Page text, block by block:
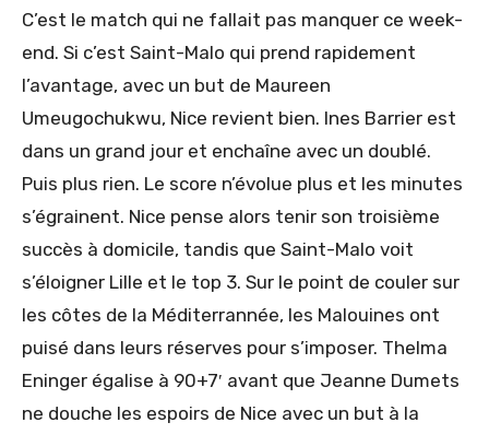
C’est le match qui ne fallait pas manquer ce week-
end. Si c’est Saint-Malo qui prend rapidement
l’avantage, avec un but de Maureen
Umeugochukwu, Nice revient bien. Ines Barrier est
dans un grand jour et enchaîne avec un doublé.
Puis plus rien. Le score n’évolue plus et les minutes
s’égrainent. Nice pense alors tenir son troisième
succès à domicile, tandis que Saint-Malo voit
s’éloigner Lille et le top 3. Sur le point de couler sur
les côtes de la Méditerrannée, les Malouines ont
puisé dans leurs réserves pour s’imposer. Thelma
Eninger égalise à 90+7′ avant que Jeanne Dumets
ne douche les espoirs de Nice avec un but à la